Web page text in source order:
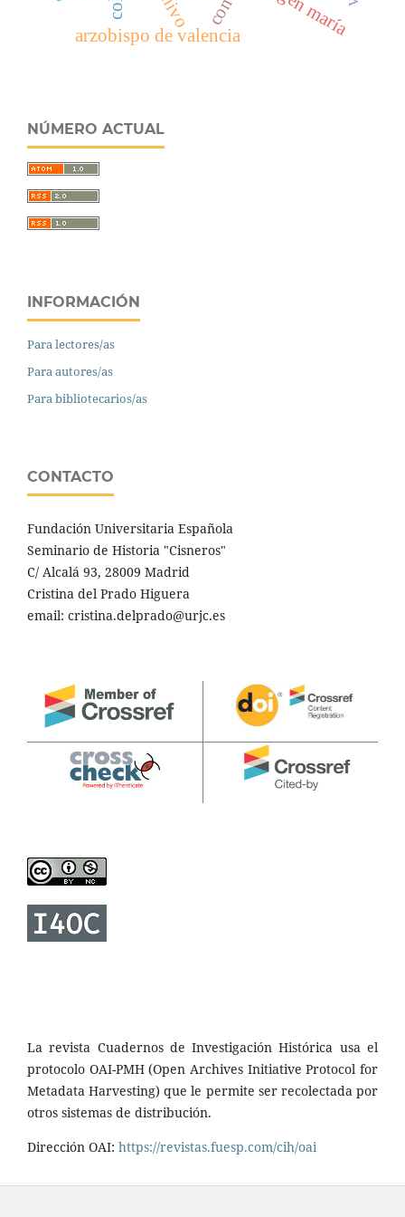
arzobispo de valencia
NÚMERO ACTUAL
INFORMACIÓN
Para lectores/as
Para autores/as
Para bibliotecarios/as
CONTACTO
Fundación Universitaria Española
Seminario de Historia "Cisneros"
C/ Alcalá 93, 28009 Madrid
Cristina del Prado Higuera
email: cristina.delprado@urjc.es
La revista Cuadernos de Investigación Histórica usa el
protocolo OAI-PMH (Open Archives Initiative Protocol for
Metadata Harvesting) que le permite ser recolectada por
otros sistemas de distribución.
Dirección OAI: https://revistas.fuesp.com/cih/oai